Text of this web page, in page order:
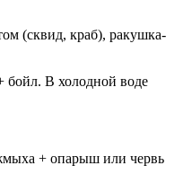
(сквид, краб), ракушка-
бойл. В холодной воде
+ опарыш или червь